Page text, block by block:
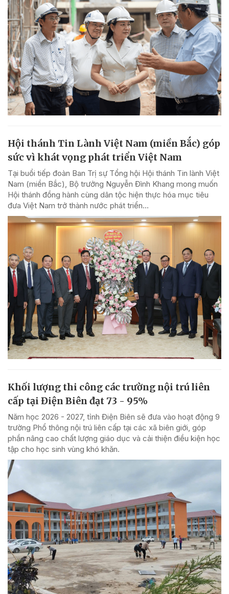
Hội thánh Tin Lành Việt Nam (miền Bắc) góp
sức vì khát vọng phát triển Việt Nam
Tại buổi tiếp đoàn Ban Trị sự Tổng hội Hội thánh Tin lành Việt
Nam (miền Bắc), Bộ trưởng Nguyễn Đình Khang mong muốn
Hội thánh đồng hành cùng dân tộc hiện thực hóa mục tiêu
đưa Việt Nam trở thành nước phát triển...
Khối lượng thi công các trường nội trú liên
cấp tại Điện Biên đạt 73 - 95%
Năm học 2026 - 2027, tỉnh Điện Biên sẽ đưa vào hoạt động 9
trường Phổ thông nội trú liên cấp tại các xã biên giới, góp
phần nâng cao chất lượng giáo dục và cải thiện điều kiện học
tập cho học sinh vùng khó khăn.